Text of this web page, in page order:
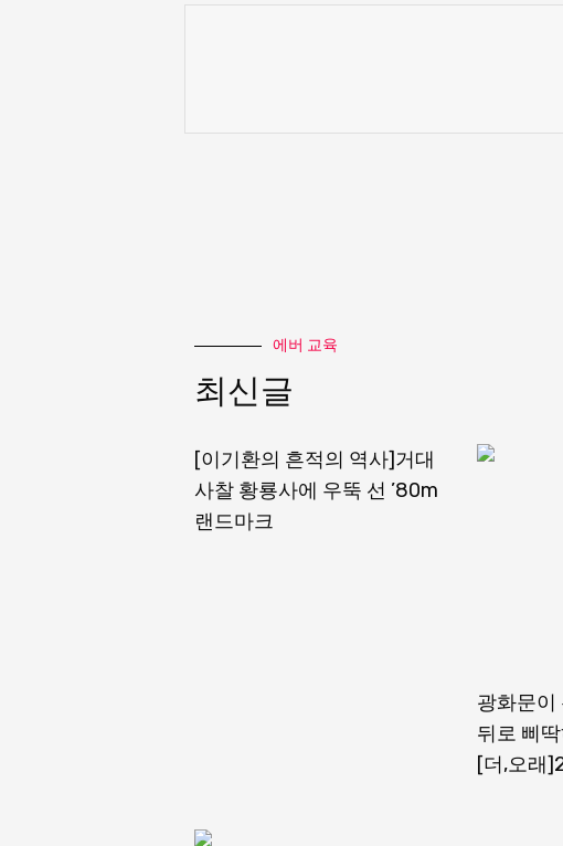
에버 교육
최신글
[이기환의 흔적의 역사]거대
사찰 황룡사에 우뚝 선 ’80m
랜드마크
광화문이
뒤로 삐
[더,오래